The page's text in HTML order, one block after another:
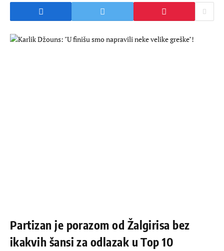
Partizan je porazom od Žalgirisa bez
ikakvih šansi za odlazak u Top 10